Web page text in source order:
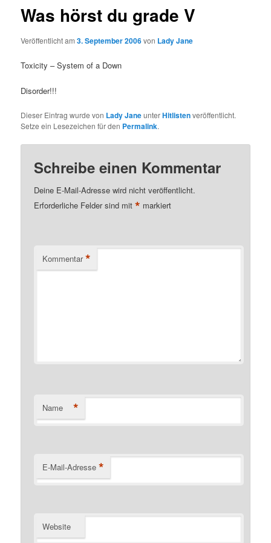
Was hörst du grade V
Veröffentlicht am3. September 2006von Lady Jane
Toxicity – System of a Down
Disorder!!!
Dieser Eintrag wurde von Lady JaneunterHitlistenveröffentlicht.
Setze ein Lesezeichen für den Permalink.
Schreibe einen Kommentar
Deine E-Mail-Adresse wird nicht veröffentlicht.
Erforderliche Felder sind mit* markiert
Kommentar *
Name *
E-Mail-Adresse *
Website